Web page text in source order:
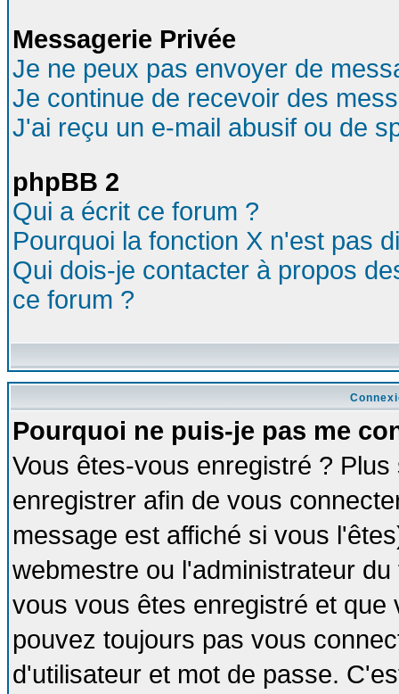
Messagerie Privée
Je ne peux pas envoyer de
Je continue de recevoir des
J'ai reçu un e-mail abusif ou de
phpBB 2
Qui a écrit ce forum ?
Pourquoi la fonction X n'est pas
Qui dois-je contacter à propos
ce forum ?
Pourquoi ne puis-je pas me
Vous êtes-vous enregistré ?
enregistrer afin de vous
message est affiché si vous
webmestre ou l'administrateur
vous vous êtes enregistré et
pouvez toujours pas vous
d'utilisateur et mot de passe.